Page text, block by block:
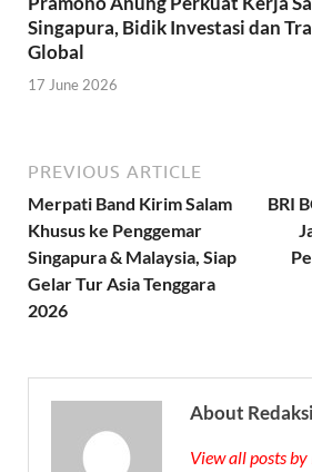
Singapura, Bidik Investasi dan
Global
17 June 2026
PREVIOUS ARTICLE
Merpati Band Kirim Salam
Khusus ke Penggemar
Singapura & Malaysia, Siap
Gelar Tur Asia Tenggara
2026
BRI
About Redaksi
View all posts